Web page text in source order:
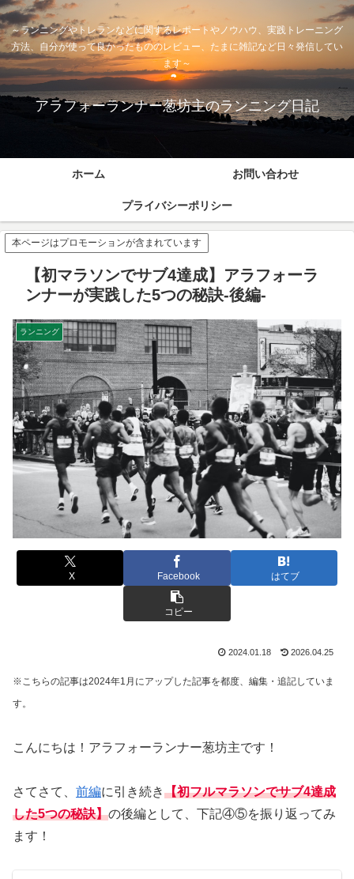
～ランニングやトレランなどに関するレポートやノウハウ、実践トレーニング
方法、自分が使って良かったもののレビュー、たまに雑記など日々発信してい
ます～
アラフォーランナー葱坊主のランニング日記
ホーム お問い合わせ
プライバシーポリシー
本ページはプロモーションが含まれています
【初マラソンでサブ4達成】アラフォーラ
ンナーが実践した5つの秘訣-後編-
ランニング
X Facebook はてブ
コピー
2024.01.18 2026.04.25
※こちらの記事は2024年1月にアップした記事を都度、編集・追記していま
す。
こんにちは！アラフォーランナー葱坊主です！
さてさて、 前編に引き続き【初フルマラソンでサブ4達成
した5つの秘訣】の後編として、下記④⑤を振り返ってみ
ます！